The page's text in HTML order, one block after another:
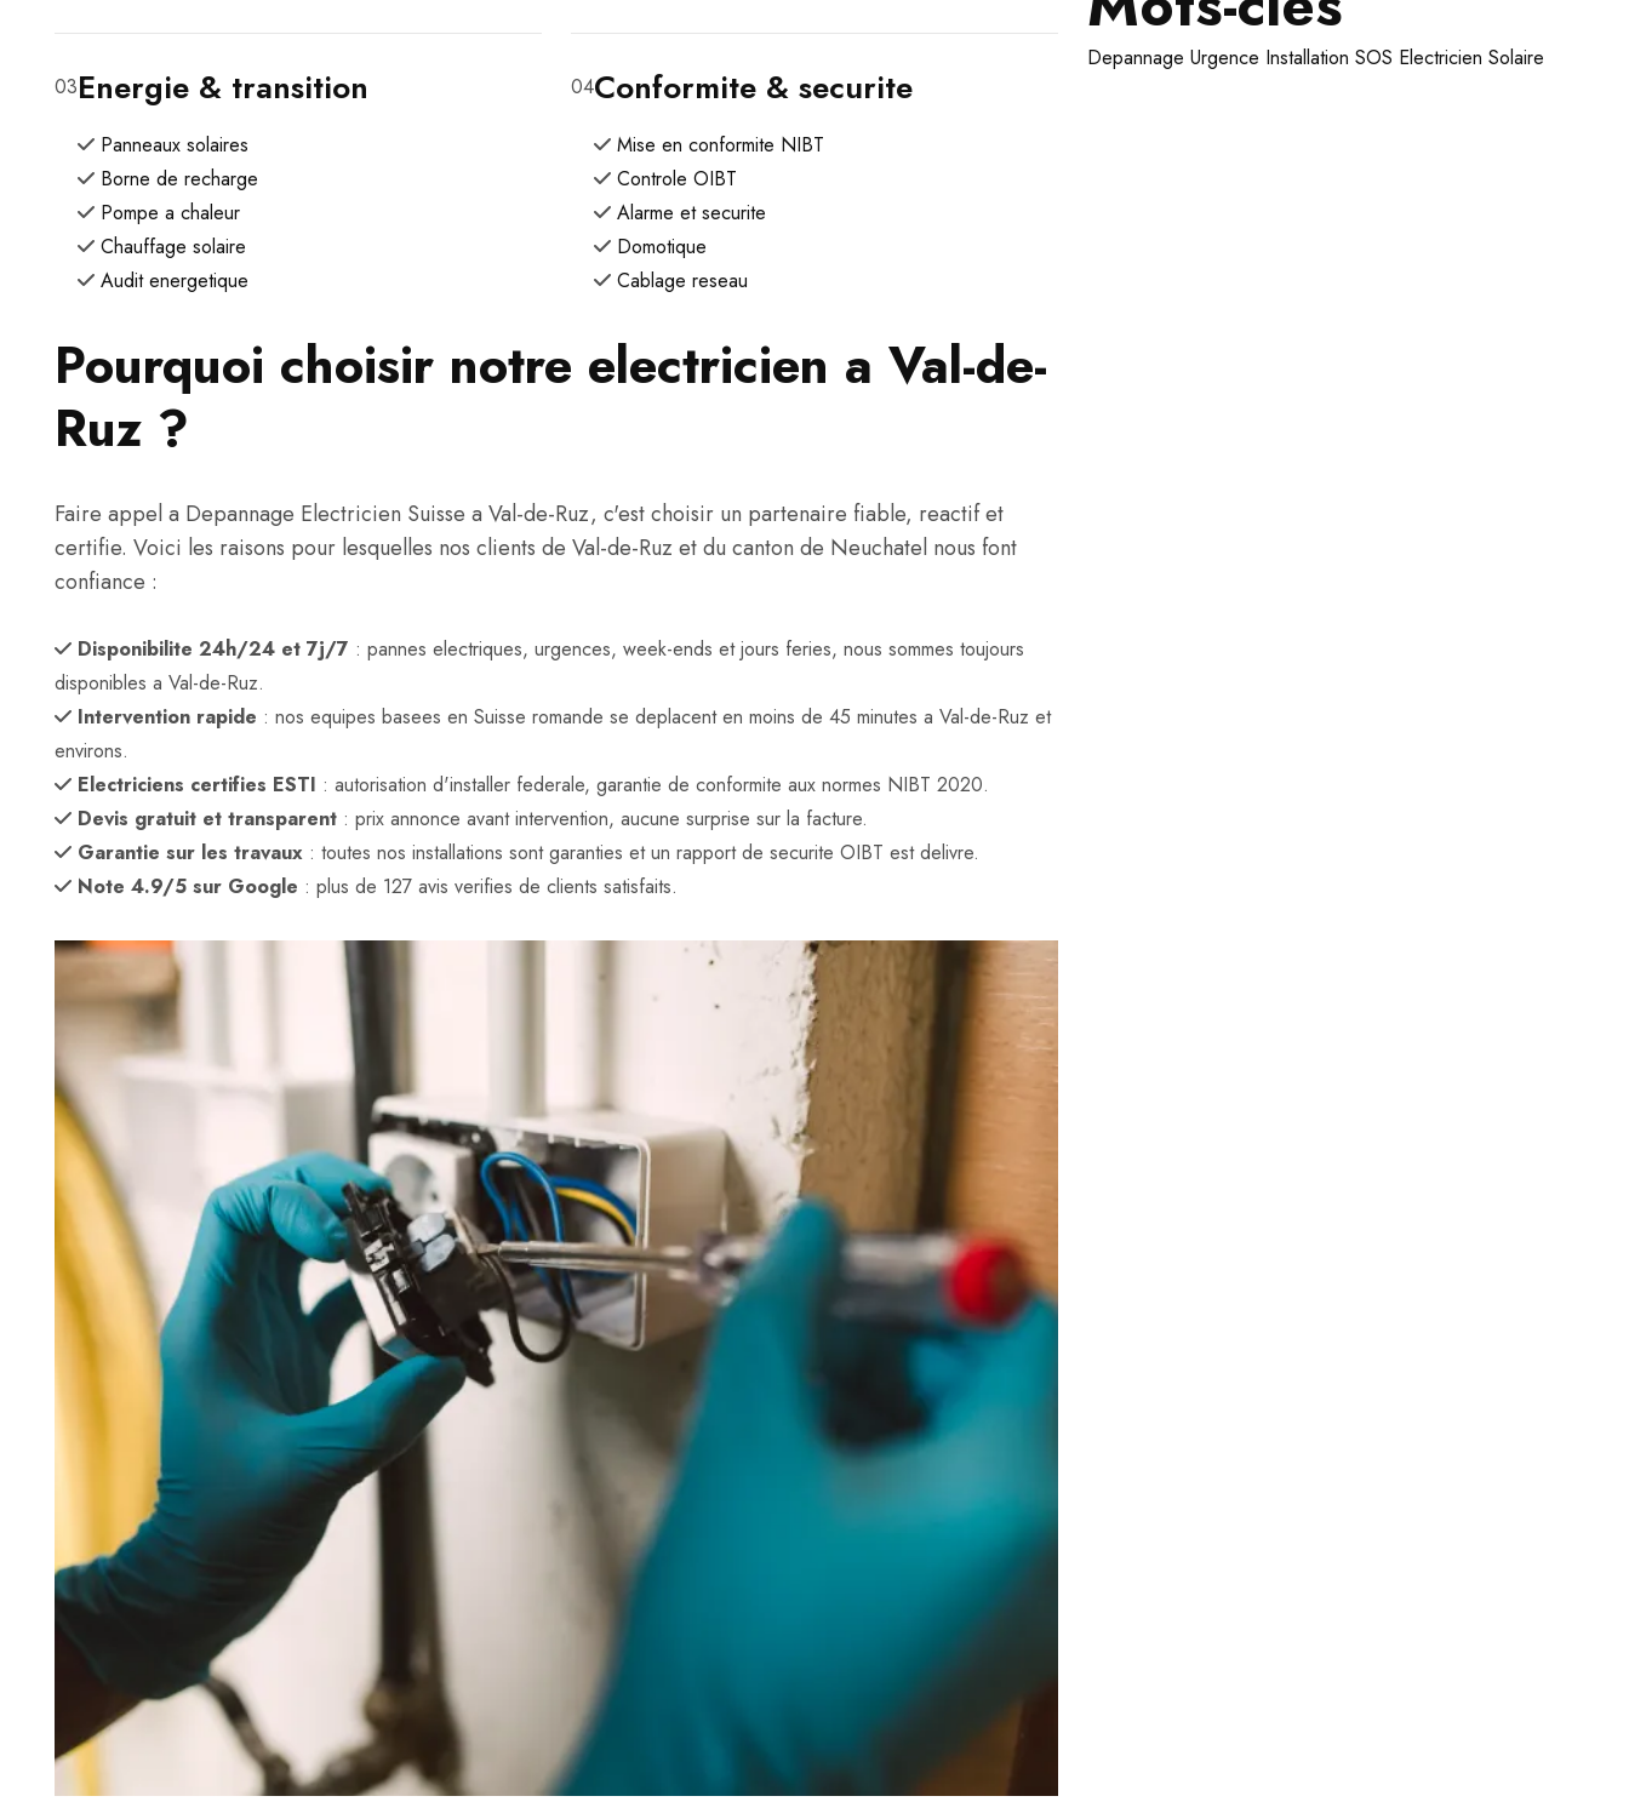
03Energie & transition
Panneaux solaires
Borne de recharge
Pompe a chaleur
Chauffage solaire
Audit energetique
04Conformite & securite
Mise en conformite NIBT
Controle OIBT
Alarme et securite
Domotique
Cablage reseau
Pourquoi choisir notre electricien a Val-de-
Ruz ?
Faire appel a Depannage Electricien Suisse a Val-de-Ruz, c'est choisir un partenaire fiable, reactif et
certifie. Voici les raisons pour lesquelles nos clients de Val-de-Ruz et du canton de Neuchatel nous font
confiance :
Disponibilite 24h/24 et 7j/7 : pannes electriques, urgences, week-ends et jours feries, nous sommes toujours
disponibles a Val-de-Ruz.
Intervention rapide : nos equipes basees en Suisse romande se deplacent en moins de 45 minutes a Val-de-Ruz et
environs.
Electriciens certifies ESTI : autorisation d'installer federale, garantie de conformite aux normes NIBT 2020.
Devis gratuit et transparent : prix annonce avant intervention, aucune surprise sur la facture.
Garantie sur les travaux : toutes nos installations sont garanties et un rapport de securite OIBT est delivre.
Note 4.9/5 sur Google : plus de 127 avis verifies de clients satisfaits.
Depannage Urgence Installation SOS Electricien Solaire